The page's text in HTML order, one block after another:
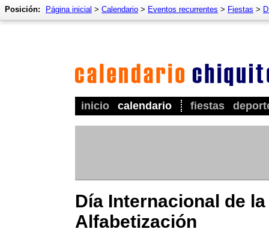
inicio calendario fiestas
Posición: Página inicial > Calendario > Eventos recurrentes > Fiestas >
Día Internacional de la
Alfabetización